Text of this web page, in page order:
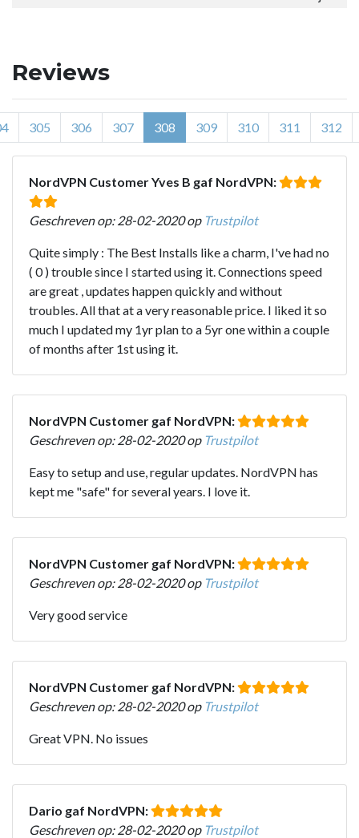
Reviews
305 306 307 308 309 310 311 312
NordVPN Customer Yves B gaf NordVPN:
Geschreven op: 28-02-2020 op Trustpilot
Quite simply : The Best Installs like a charm, I've had no
( 0 ) trouble since I started using it. Connections speed
are great , updates happen quickly and without
troubles. All that at a very reasonable price. I liked it so
much I updated my 1yr plan to a 5yr one within a couple
of months after 1st using it.
NordVPN Customer gaf NordVPN:
Geschreven op: 28-02-2020 op Trustpilot
Easy to setup and use, regular updates. NordVPN has
kept me "safe" for several years. I love it.
NordVPN Customer gaf NordVPN:
Geschreven op: 28-02-2020 op Trustpilot
Very good service
NordVPN Customer gaf NordVPN:
Geschreven op: 28-02-2020 op Trustpilot
Great VPN. No issues
Dario gaf NordVPN:
Geschreven op: 28-02-2020 op Trustpilot